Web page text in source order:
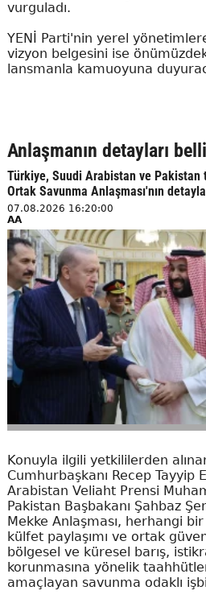
vurguladı.
YENİ Parti'nin yerel
vizyon belgesini ise
lansmanla kamuoyuna
Anlaşmanın detayları
Türkiye, Suudi Arabistan ve Pakistan
Ortak Savunma Anlaşması'nın
07.08.2026 16:20:00
AA
Konuyla ilgili yetkililerden
Cumhurbaşkanı Recep Tayyip
Arabistan Veliaht Prensi
Pakistan Başbakanı Şahbaz
Mekke Anlaşması, herhangi
külfet paylaşımı ve ortak
bölgesel ve küresel barış,
korunmasına yönelik
amaçlayan savunma odaklı